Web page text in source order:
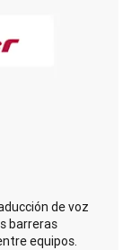
de voz
barreras
equipos.